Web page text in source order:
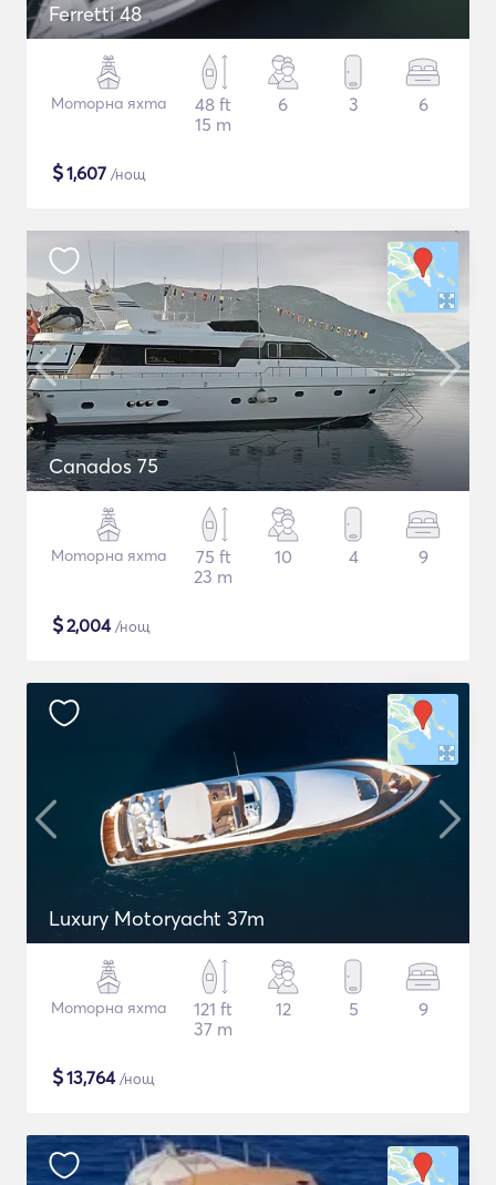
Ferretti 48
Моторна яхта
48 ft
15 m
6 3 6
$1,607 /нощ
Canados 75
Моторна яхта
75 ft
23 m
10 4 9
$2,004/нощ
Luxury Motoryacht 37m
Моторна яхта
121 ft
37 m
12 5 9
$13,764/нощ